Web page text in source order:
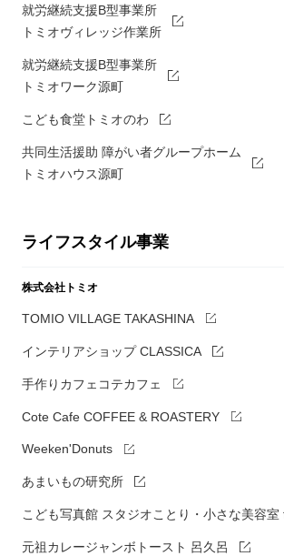
就労継続支援B型事業所
トミオヴィレッジ作業所
就労継続支援B型事業所
トミオワーク源町
こども食堂トミオのわ
共同生活援助 障がい者グループホーム
トミオハウス源町
ライフスタイル事業
株式会社トミオ
TOMIO VILLAGE TAKASHINA
インテリアショップ CLASSICA
手作りカフェコテカフェ
Cote Cafe COFFEE & ROASTERY
Weeken'Donuts
あまいもの研究所
こども写真館 スタジオことり・小さな美容室
元祖カレージャンボトースト 呂久呂